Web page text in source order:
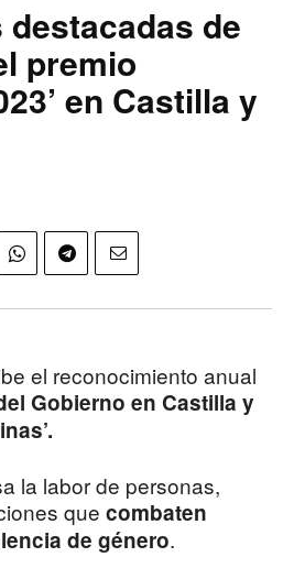
de
premio
en Castilla y
el reconocimiento anual
Gobierno en Castilla y
la labor de personas,
que combaten
de género.